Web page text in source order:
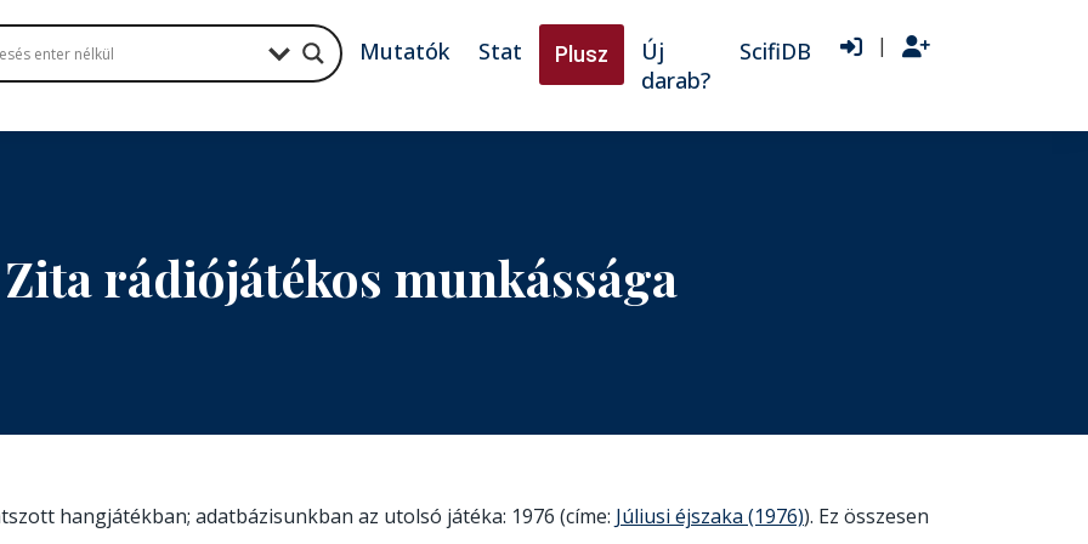
Mutatók Stat Plusz
Új
darab?
ScifiDB |
Zita rádiójátékos munkássága
hangjátékban; adatbázisunkban az utolsó játéka: 1976 (címe: Júliusi éjszaka (1976)). Ez összesen